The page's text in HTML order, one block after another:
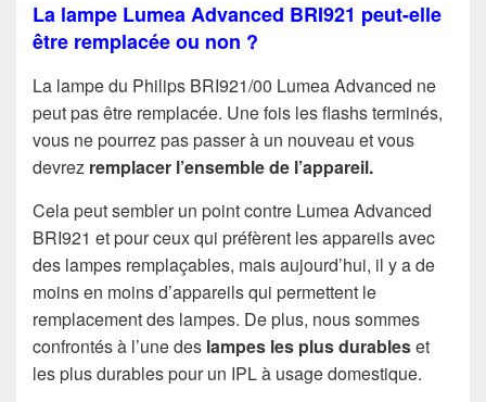
La lampe Lumea Advanced BRI921 peut-elle
être remplacée ou non ?
La lampe du Philips BRI921/00 Lumea Advanced ne
peut pas être remplacée. Une fois les flashs terminés,
vous ne pourrez pas passer à un nouveau et vous
devrez remplacer l’ensemble de l’appareil.
Cela peut sembler un point contre Lumea Advanced
BRI921 et pour ceux qui préfèrent les appareils avec
des lampes remplaçables, mais aujourd’hui, il y a de
moins en moins d’appareils qui permettent le
remplacement des lampes. De plus, nous sommes
confrontés à l’une des lampes les plus durableset
les plus durables pour un IPL à usage domestique.